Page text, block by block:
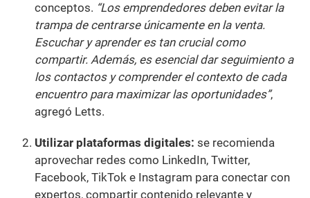
conceptos. “Los emprendedores deben evitar la
trampa de centrarse únicamente en la venta.
Escuchar y aprender es tan crucial como
compartir. Además, es esencial dar seguimiento a
los contactos y comprender el contexto de cada
encuentro para maximizar las oportunidades”,
agregó Letts.
Utilizar plataformas digitales: se recomienda
aprovechar redes como LinkedIn, Twitter,
Facebook, TikTok e Instagram para conectar con
expertos, compartir contenido relevante y